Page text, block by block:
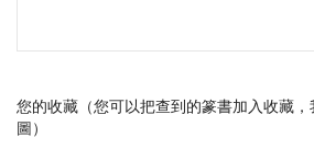
您的收藏（您可以把查到的篆書加入收藏
圖）